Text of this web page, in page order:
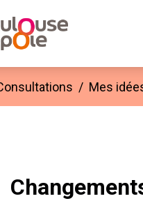
principal / Mes